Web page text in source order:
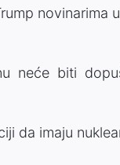
novinarima
neće biti
da imaju